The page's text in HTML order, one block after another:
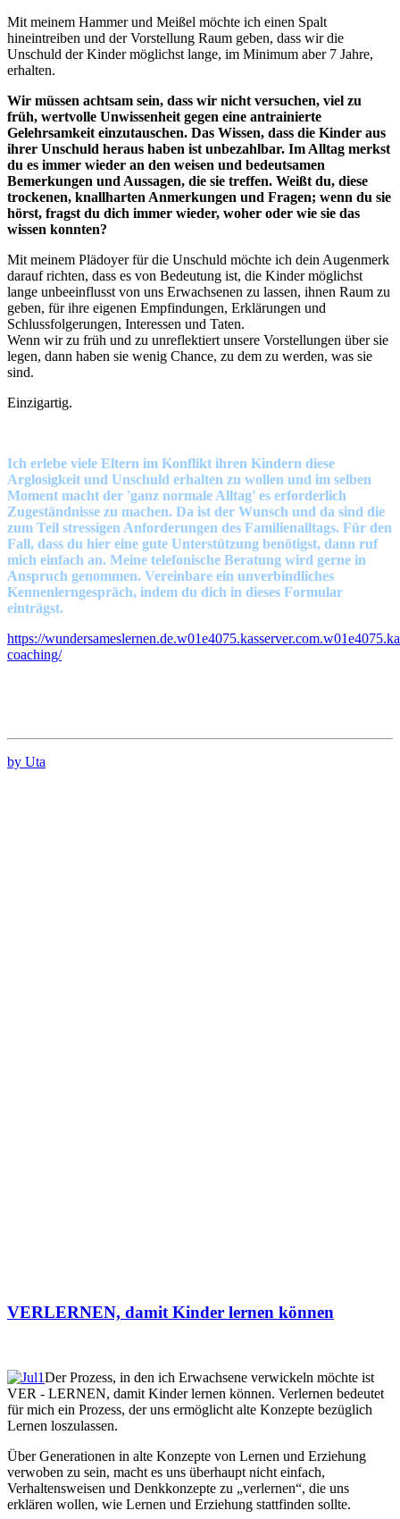
Mit meinem Hammer und Meißel möchte ich einen Spalt
hineintreiben und der Vorstellung Raum geben, dass wir die
Unschuld der Kinder möglichst lange, im Minimum aber 7 Jahre,
erhalten.
Wir müssen achtsam sein, dass wir nicht versuchen, viel zu
früh, wertvolle Unwissenheit gegen eine antrainierte
Gelehrsamkeit einzutauschen. Das Wissen, dass die Kinder aus
ihrer Unschuld heraus haben ist unbezahlbar. Im Alltag merkst
du es immer wieder an den weisen und bedeutsamen
Bemerkungen und Aussagen, die sie treffen. Weißt du, diese
trockenen, knallharten Anmerkungen und Fragen; wenn du sie
hörst, fragst du dich immer wieder, woher oder wie sie das
wissen konnten?
Mit meinem Plädoyer für die Unschuld möchte ich dein Augenmerk
darauf richten, dass es von Bedeutung ist, die Kinder möglichst
lange unbeeinflusst von uns Erwachsenen zu lassen, ihnen Raum zu
geben, für ihre eigenen Empfindungen, Erklärungen und
Schlussfolgerungen, Interessen und Taten.
Wenn wir zu früh und zu unreflektiert unsere Vorstellungen über sie
legen, dann haben sie wenig Chance, zu dem zu werden, was sie
sind.
Einzigartig.
Ich erlebe viele Eltern im Konflikt ihren Kindern diese
Arglosigkeit und Unschuld erhalten zu wollen und im selben
Moment macht der 'ganz normale Alltag' es erforderlich
Zugeständnisse zu machen. Da ist der Wunsch und da sind die
zum Teil stressigen Anforderungen des Familienalltags. Für den
Fall, dass du hier eine gute Unterstützung benötigst, dann ruf
mich einfach an. Meine telefonische Beratung wird gerne in
Anspruch genommen. Vereinbare ein unverbindliches
Kennenlerngespräch, indem du dich in dieses Formular
einträgst.
https://
coaching/
by Uta
VERLERNEN, damit Kinder lernen können
Der Prozess, in den ich Erwachsene verwickeln möchte ist
VER - LERNEN, damit Kinder lernen können. Verlernen bedeutet
für mich ein Prozess, der uns ermöglicht alte Konzepte bezüglich
Lernen loszulassen.
Über Generationen in alte Konzepte von Lernen und Erziehung
verwoben zu sein, macht es uns überhaupt nicht einfach,
Verhaltensweisen und Denkkonzepte zu „verlernen“, die uns
erklären wollen, wie Lernen und Erziehung stattfinden sollte.